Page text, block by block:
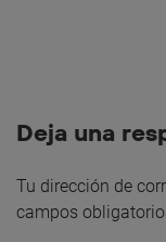
Deja una
Tu dirección de
campos